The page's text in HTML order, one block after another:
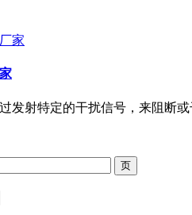
发射特定的干扰信号，来阻断